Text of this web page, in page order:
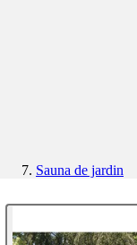
Sauna de jardin